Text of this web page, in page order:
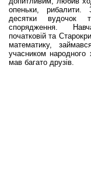
опеньки,
десятки вудочок
спорядження.
початковій та
математику,
учасником народного
мав багато друзів.